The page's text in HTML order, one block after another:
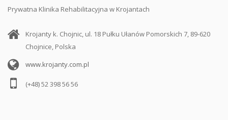
Prywatna Klinika Rehabilitacyjna w Krojantach
Krojanty k. Chojnic, ul. 18 Pułku Ułanów Pomorskich 7, 89-620
Chojnice, Polska
www.krojanty.com.pl
(+48) 52 398 56 56